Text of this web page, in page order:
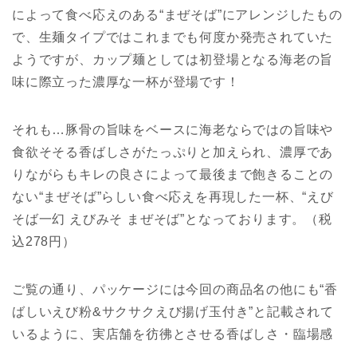
によって食べ応えのある“まぜそば”にアレンジしたもの
で、生麺タイプではこれまでも何度か発売されていた
ようですが、カップ麺としては初登場となる海老の旨
味に際立った濃厚な一杯が登場です！
それも…豚骨の旨味をベースに海老ならではの旨味や
食欲そそる香ばしさがたっぷりと加えられ、濃厚であ
りながらもキレの良さによって最後まで飽きることの
ない“まぜそば”らしい食べ応えを再現した一杯、“えび
そば一幻 えびみそ まぜそば”となっております。（税
込278円）
ご覧の通り、パッケージには今回の商品名の他にも“香
ばしいえび粉&サクサクえび揚げ玉付き”と記載されて
いるように、実店舗を彷彿とさせる香ばしさ・臨場感